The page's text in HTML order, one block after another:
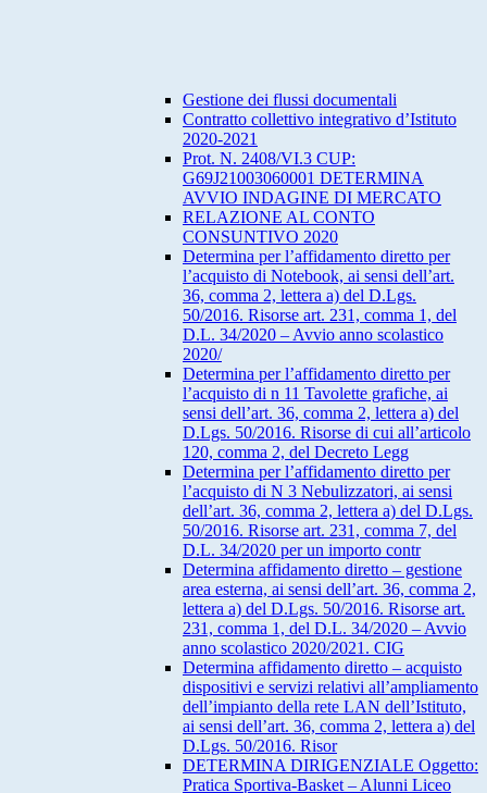
Gestione dei flussi documentali
Contratto collettivo integrativo d’Istituto
2020-2021
Prot. N. 2408/VI.3 CUP:
G69J21003060001 DETERMINA
AVVIO INDAGINE DI MERCATO
RELAZIONE AL CONTO
CONSUNTIVO 2020
Determina per l’affidamento diretto per
l’acquisto di Notebook, ai sensi dell’art.
36, comma 2, lettera a) del D.Lgs.
50/2016. Risorse art. 231, comma 1, del
D.L. 34/2020 – Avvio anno scolastico
2020/
Determina per l’affidamento diretto per
l’acquisto di n 11 Tavolette grafiche, ai
sensi dell’art. 36, comma 2, lettera a) del
D.Lgs. 50/2016. Risorse di cui all’articolo
120, comma 2, del Decreto Legg
Determina per l’affidamento diretto per
l’acquisto di N 3 Nebulizzatori, ai sensi
dell’art. 36, comma 2, lettera a) del D.Lgs.
50/2016. Risorse art. 231, comma 7, del
D.L. 34/2020 per un importo contr
Determina affidamento diretto – gestione
area esterna, ai sensi dell’art. 36, comma 2,
lettera a) del D.Lgs. 50/2016. Risorse art.
231, comma 1, del D.L. 34/2020 – Avvio
anno scolastico 2020/2021. CIG
Determina affidamento diretto – acquisto
dispositivi e servizi relativi all’ampliamento
dell’impianto della rete LAN dell’Istituto,
ai sensi dell’art. 36, comma 2, lettera a) del
D.Lgs. 50/2016. Risor
DETERMINA DIRIGENZIALE Oggetto:
Pratica Sportiva-Basket – Alunni Liceo